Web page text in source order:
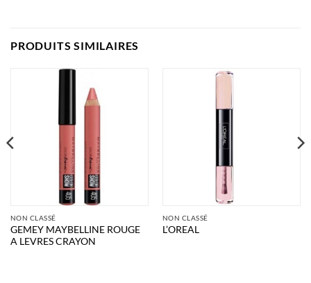
PRODUITS SIMILAIRES
NON CLASSÉ
GEMEY MAYBELLINE ROUGE
A LEVRES CRAYON
NON CLASSÉ
L’OREAL